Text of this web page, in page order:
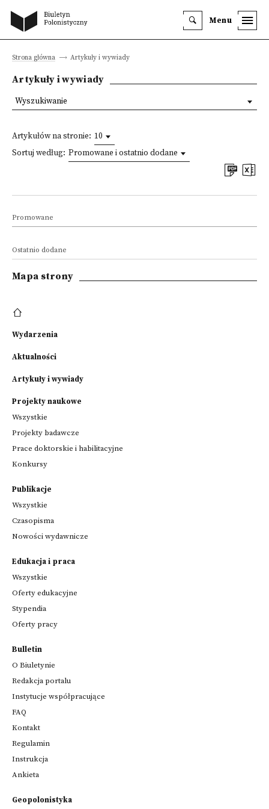
Menu
Strona główna Artykuły i wywiady
Artykuły i wywiady
Artykułów na stronie: 10
Sortuj według: Promowane i ostatnio dodane
Promowane
Ostatnio dodane
Wyszukiwanie
Mapa strony
Wydarzenia
Aktualności
Artykuły i wywiady
Projekty naukowe
Wszystkie
Projekty badawcze
Prace doktorskie i habilitacyjne
Konkursy
Publikacje
Wszystkie
Czasopisma
Nowości wydawnicze
Edukacja i praca
Wszystkie
Oferty edukacyjne
Stypendia
Oferty pracy
Bulletin
O Biuletynie
Redakcja portalu
Instytucje współpracujące
FAQ
Kontakt
Regulamin
Instrukcja
Ankieta
Geopolonistyka